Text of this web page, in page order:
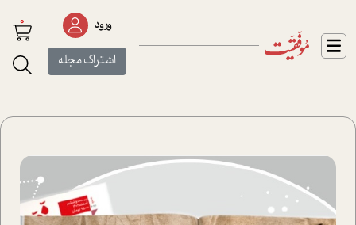
ورود
اشتراک مجله
0